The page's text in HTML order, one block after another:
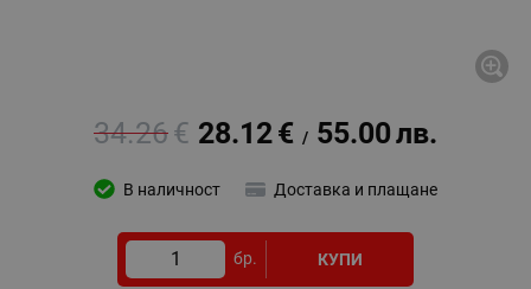
34.26€ 28.12€ / 55.00лв.
В наличност Доставка и плащане
бр. КУПИ